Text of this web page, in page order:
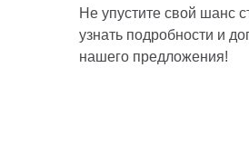
Не упустите свой шанс
узнать подробности и
нашего предложения!